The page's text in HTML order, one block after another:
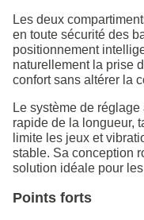
Les deux
en toute sécurité des
positionnement
naturellement la prise
confort sans altérer la
Le système de
rapide de la longueur,
limite les jeux et
stable. Sa conception
solution idéale pour
Points forts